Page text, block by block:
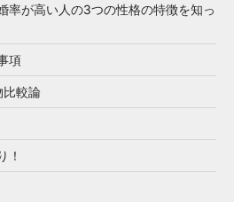
率が高い人の3つの性格の特徴を知っ
項
比較論
！